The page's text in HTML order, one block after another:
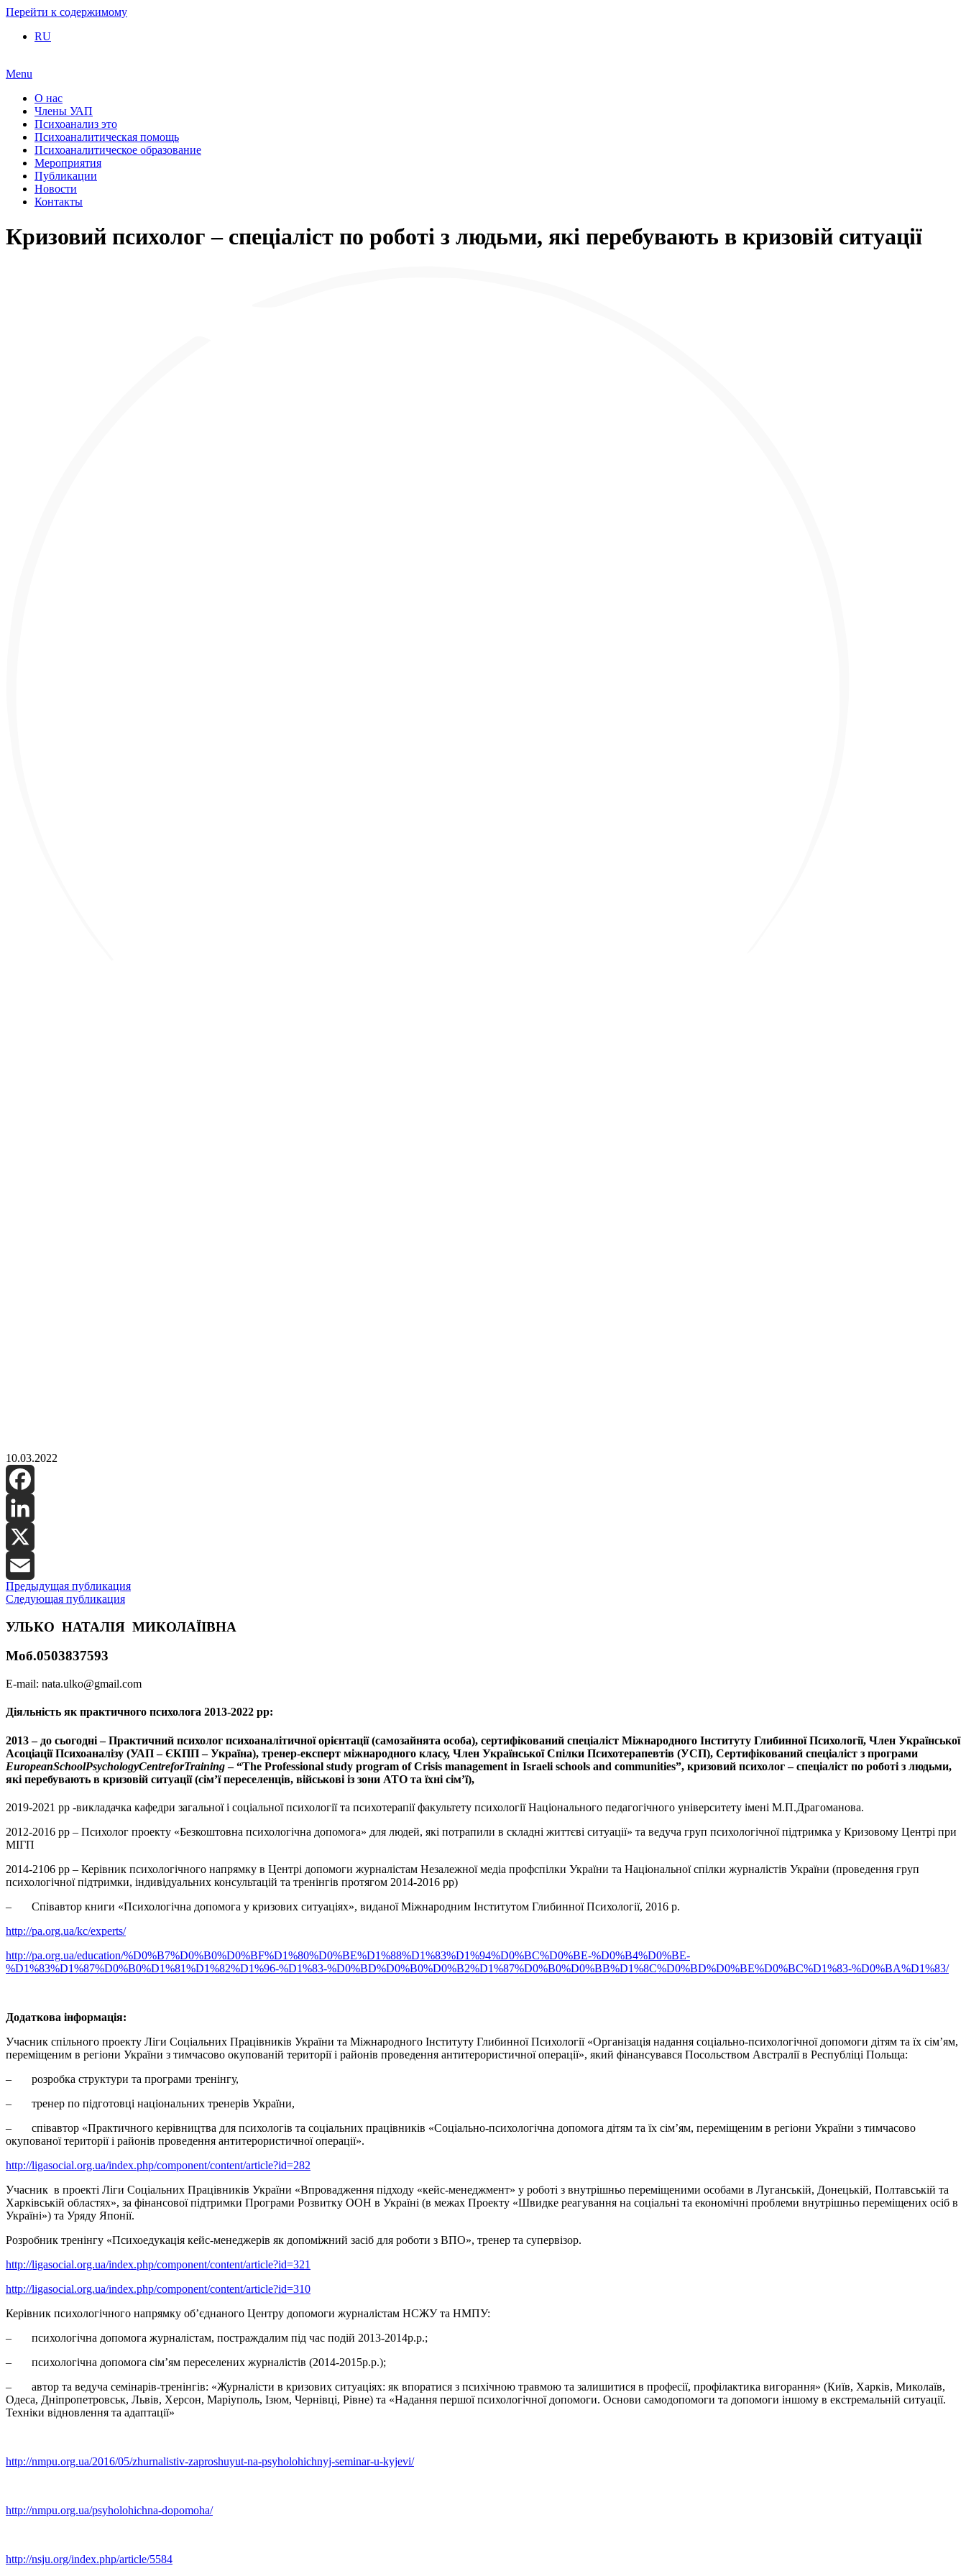
Перейти к содержимому
RU
Menu
О нас
Члены УАП
Психоанализ это
Психоаналитическая помощь
Психоаналитическое образование
Мероприятия
Публикации
Новости
Контакты
Кризовий психолог – спеціаліст по роботі з людьми, які перебувають в кризовій ситуації
10.03.2022
Facebook
LinkedIn
X
Email
Предыдущая публикация
Следующая публикация
УЛЬКО НАТАЛІЯ МИКОЛАЇІВНА
Моб.0503837593
E-mail: nata.ulko@gmail.com
Діяльність як практичного психолога 2013-2022 рр:
2013 – до сьогодні – Практичний психолог психоаналітичної орієнтації (самозайнята особа), сертифікований спеціаліст Міжнародного Інституту Глибинної Психології, Член Української
Асоціації Психоаналізу (УАП – ЄКПП – Україна), тренер-експерт міжнародного класу, Член Української Спілки Психотерапевтів (УСП), Сертифікований спеціаліст з програми
EuropeanSchoolPsychologyCentreforTraining– “The Professional study program of Crisis management in Israeli schools and communities”, кризовий психолог – спеціаліст по роботі з людьми,
які перебувають в кризовій ситуації (сім’ї переселенців, військові із зони АТО та їхні сім’ї),
2019-2021 рр -викладачка кафедри загальної і соціальної психології та психотерапії факультету психології Національного педагогічного університету імені М.П.Драгоманова.
2012-2016 рр – Психолог проекту «Безкоштовна психологічна допомога» для людей, які потрапили в складні життєві ситуації» та ведуча груп психологічної підтримка у Кризовому Центрі при
МІГП
2014-2106 рр – Керівник психологічного напрямку в Центрі допомоги журналістам Незалежної медіа профспілки України та Національної спілки журналістів України (проведення груп
психологічної підтримки, індивідуальних консультацій та тренінгів протягом 2014-2016 рр)
– Співавтор книги «Психологічна допомога у кризових ситуаціях», виданої Міжнародним Інститутом Глибинної Психології, 2016 р.
http://pa.org.ua/kc/experts/
http://pa.org.ua/education/%D0%B7%D0%B0%D0%BF%D1%80%D0%BE%D1%88%D1%83%D1%94%D0%BC%D0%BE-%D0%B4%D0%BE-
%D1%83%D1%87%D0%B0%D1%81%D1%82%D1%96-%D1%83-%D0%BD%D0%B0%D0%B2%D1%87%D0%B0%D0%BB%D1%8C%D0%BD%D0%BE%D0%BC%D1%83-%D0%BA%D1%83/
Додаткова інформація:
Учасник спільного проекту Ліги Соціальних Працівників України та Міжнародного Інституту Глибинної Психології «Організація надання соціально-психологічної допомоги дітям та їх сім’ям,
переміщеним в регіони України з тимчасово окупованій території і районів проведення антитерористичної операції», який фінансувався Посольством Австралії в Республіці Польща:
– розробка структури та програми тренінгу,
– тренер по підготовці національних тренерів України,
– співавтор «Практичного керівництва для психологів та соціальних працівників «Соціально-психологічна допомога дітям та їх сім’ям, переміщеним в регіони України з тимчасово
окупованої території і районів проведення антитерористичної операції».
http://ligasocial.org.ua/index.php/component/content/article?id=282
Учасник в проекті Ліги Соціальних Працівників України «Впровадження підходу «кейс-менеджмент» у роботі з внутрішньо переміщеними особами в Луганській, Донецькій, Полтавській та
Харківській областях», за фінансової підтримки Програми Розвитку ООН в Україні (в межах Проекту «Швидке реагування на соціальні та економічні проблеми внутрішньо переміщених осіб в
Україні») та Уряду Японії.
Розробник тренінгу «Психоедукація кейс-менеджерів як допоміжний засіб для роботи з ВПО», тренер та супервізор.
http://ligasocial.org.ua/index.php/component/content/article?id=321
http://ligasocial.org.ua/index.php/component/content/article?id=310
Керівник психологічного напрямку об’єднаного Центру допомоги журналістам НСЖУ та НМПУ:
– психологічна допомога журналістам, постраждалим під час подій 2013-2014р.р.;
– психологічна допомога сім’ям переселених журналістів (2014-2015р.р.);
– автор та ведуча семінарів-тренінгів: «Журналісти в кризових ситуаціях: як впоратися з психічною травмою та залишитися в професії, профілактика вигорання» (Київ, Харків, Миколаїв,
Одеса, Дніпропетровськ, Львів, Херсон, Маріуполь, Ізюм, Чернівці, Рівне) та «Надання першої психологічної допомоги. Основи самодопомоги та допомоги іншому в екстремальній ситуації.
Техніки відновлення та адаптації»
http://nmpu.org.ua/2016/05/zhurnalistiv-zaproshuyut-na-psyholohichnyj-seminar-u-kyjevi/
http://nmpu.org.ua/psyholohichna-dopomoha/
http://nsju.org/index.php/article/5584